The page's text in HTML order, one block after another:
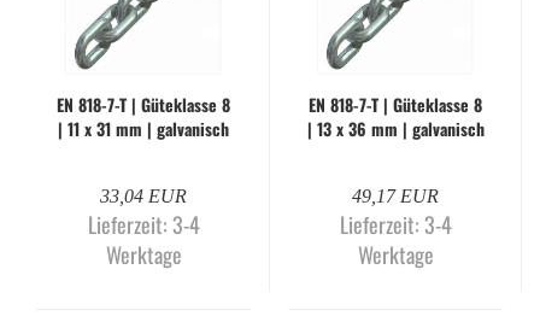
EN 818-​7-T | Gü­te­klas­se 8
| 11 x 31 mm | gal­va­nisch
33,04 EUR
Lieferzeit:3-4
Werktage
EN 818-​7-T | Gü­te­klas­se 8
| 13 x 36 mm | gal­va­nisch
49,17 EUR
Lieferzeit:3-4
Werktage